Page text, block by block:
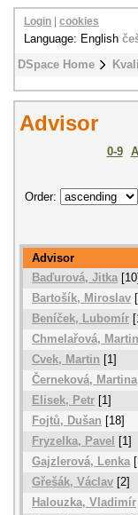
DSpace Home
Login cookies
Language: English
Advisor
0-9 A
Order:
Advisor
Baďurová, Jitka [10]
Bartošík, Miroslav
Beníček, Lubomír
Chmelařová,
Cvek, Martin [1]
Černeková, Martina
Elisek, Petr [1]
Fojtů, Dušan [18]
Fryzelka, Pavel
[1]
Gajzlerová, Lenka
Gřešák, Václav [2]
Halouzka, Vladimír